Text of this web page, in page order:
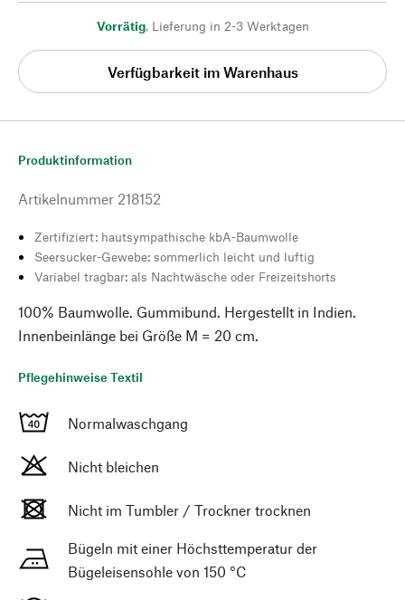
Vorrätig, Lieferung in 2-3 Werktagen
Verfügbarkeit im Warenhaus
Produktinformation
Artikelnummer 218152
Zertifiziert: hautsympathische kbA-Baumwolle
Seersucker-Gewebe: sommerlich leicht und luftig
Variabel tragbar: als Nachtwäsche oder Freizeitshorts
100% Baumwolle. Gummibund. Hergestellt in Indien.
Innenbeinlänge bei Größe M = 20 cm.
Pflegehinweise Textil
Normalwaschgang
Nicht bleichen
Nicht im Tumbler / Trockner trocknen
Bügeln mit einer Höchsttemperatur der
Bügeleisensohle von 150 °C